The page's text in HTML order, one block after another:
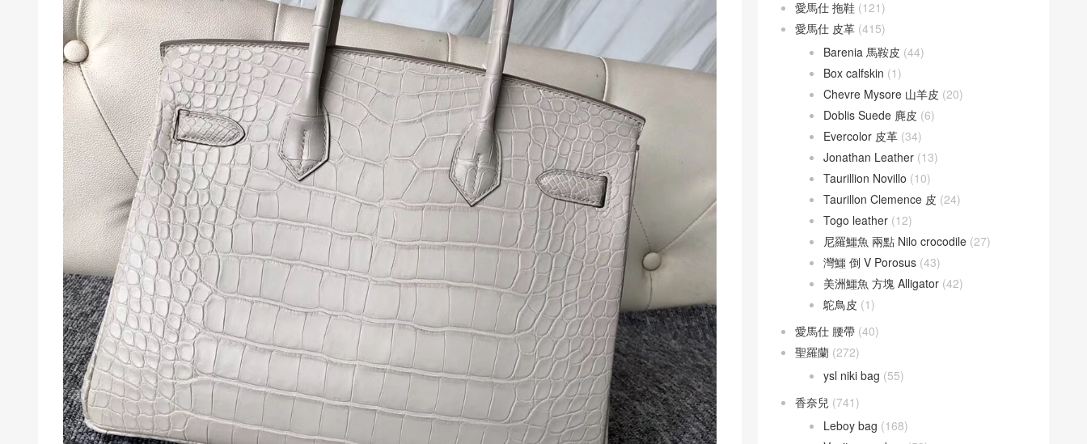
愛馬仕 拖鞋 (121)
愛馬仕 皮革 (415)
Barenia 馬鞍皮 (44)
Box calfskin (1)
Chevre Mysore 山羊皮 (20)
Doblis Suede 麂皮 (6)
Evercolor 皮革 (34)
Jonathan Leather (13)
Taurillion Novillo (10)
Taurillon Clemence 皮 (24)
Togo leather (12)
尼羅鱷魚 兩點 Nilo crocodile (27)
灣鱷 倒 V Porosus (43)
美洲鱷魚 方塊 Alligator (42)
鴕鳥皮 (1)
愛馬仕 腰帶 (40)
聖羅蘭 (272)
ysl niki bag (55)
香奈兒 (741)
Leboy bag (168)